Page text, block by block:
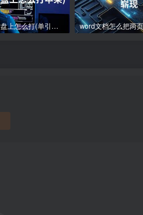
单引号在键盘上怎么打(单引号在键盘上怎么打苹果)